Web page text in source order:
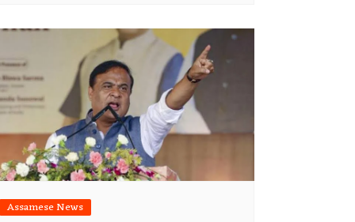
Assamese News